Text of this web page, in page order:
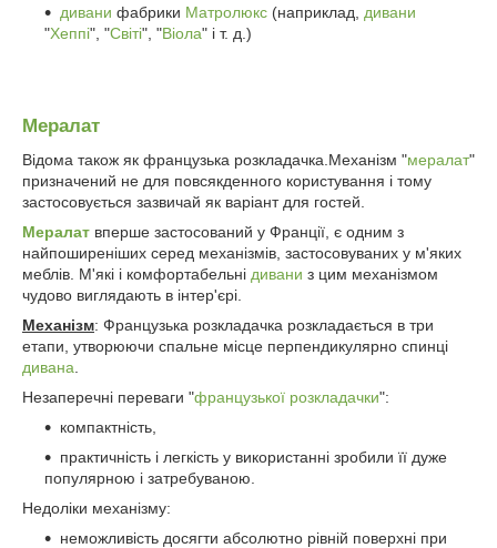
дивани фабрики Матролюкс (наприклад, дивани
"Хеппі", "Світі", "Віола" і т. д.)
Мералат
Відома також як французька розкладачка.Механізм "мералат"
призначений не для повсякденного користування і тому
застосовується зазвичай як варіант для гостей.
Мералат вперше застосований у Франції, є одним з
найпоширеніших серед механізмів, застосовуваних у м'яких
меблів. М'які і комфортабельні дивани з цим механізмом
чудово виглядають в інтер'єрі.
Механізм: Французька розкладачка розкладається в три
етапи, утворюючи спальне місце перпендикулярно спинці
дивана
Незаперечні переваги "французької розкладачки":
компактність,
практичність і легкість у використанні зробили її дуже
популярною і затребуваною.
Недоліки механізму:
неможливість досягти абсолютно рівній поверхні при